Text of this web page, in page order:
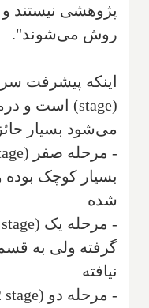
روش می‌شوند".
اینکه پیشرفت
(
stage) است و
می‌شود بسیار
- مرحله صفر (
بسیار کوچک
شده
- مرحله یک (stage
گرفته ولی به
نیافته
- مرحله دو (stage